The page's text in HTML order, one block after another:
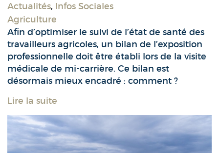
Actualités, Infos Sociales
Agriculture
Afin d’optimiser le suivi de l’état de santé des
travailleurs agricoles, un bilan de l’exposition
professionnelle doit être établi lors de la visite
médicale de mi-carrière. Ce bilan est
désormais mieux encadré : comment ?
Lire la suite